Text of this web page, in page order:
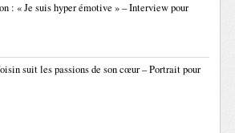
: « Je suis hyper émotive » – Interview pour
suit les passions de son cœur – Portrait pour